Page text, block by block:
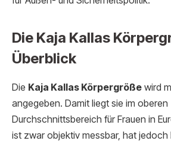
Die Kaja Kallas
Überblick
Die Kaja Kallas Körpergröße wird
angegeben. Damit liegt sie im oberen
Durchschnittsbereich für Frauen in
ist zwar objektiv messbar, hat jedoch